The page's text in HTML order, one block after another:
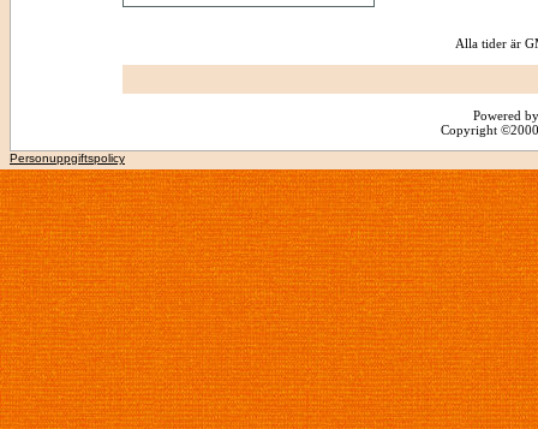
Alla tider är
Powered
Copyright
Personuppgiftspolicy